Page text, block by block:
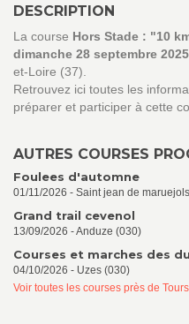
DESCRIPTION
La course Hors Stade : "10
dimanche 28 septembre 2025
et-Loire (37).
Retrouvez ici toutes les
préparer et participer à cette
AUTRES COURSES
Foulees d'automne
01/11/2026 - Saint jean de
Grand trail cevenol
13/09/2026 - Anduze (030)
Courses et marches des
04/10/2026 - Uzes (030)
Voir toutes les courses près de Tours